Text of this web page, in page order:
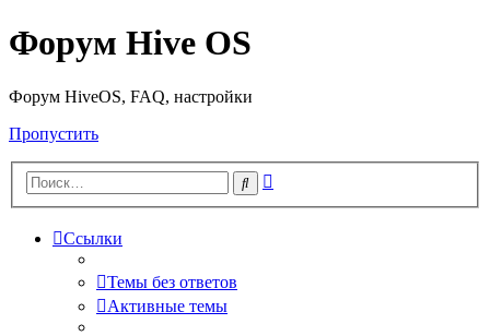
Форум Hive OS
Форум HiveOS, FAQ, настройки
Пропустить
Поиск
Ссылки
Темы без ответов
Активные темы